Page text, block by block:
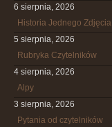
6 sierpnia, 2026
Historia Jednego Zdjęcia
5 sierpnia, 2026
Rubryka Czytelników
4 sierpnia, 2026
Alpy
3 sierpnia, 2026
Pytania od czytelników